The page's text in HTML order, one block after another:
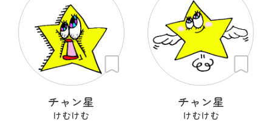
チャン星
けむけむ
チャン星
けむけむ